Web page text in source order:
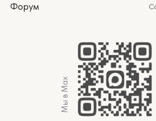
Форум
Мы в Max